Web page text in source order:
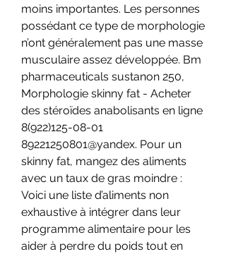
moins importantes. Les personnes
possédant ce type de morphologie
n’ont généralement pas une masse
musculaire assez développée. Bm
pharmaceuticals sustanon 250,
Morphologie skinny fat - Acheter
des stéroïdes anabolisants en ligne
8(922)125-08-01
89221250801@yandex. Pour un
skinny fat, mangez des aliments
avec un taux de gras moindre :
Voici une liste d’aliments non
exhaustive à intégrer dans leur
programme alimentaire pour les
aider à perdre du poids tout en